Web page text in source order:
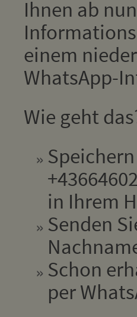
Ihnen ab
einem
WhatsApp-
Wie geht
in Ihrem
Senden
Schon
per